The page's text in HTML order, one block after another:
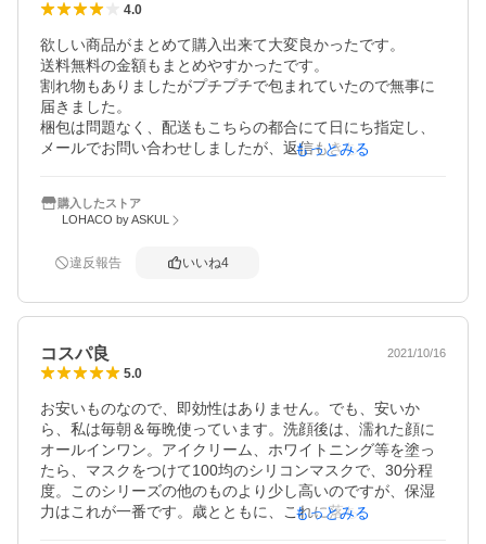
4.0
欲しい商品がまとめて購入出来て大変良かったです。
送料無料の金額もまとめやすかったです。
割れ物もありましたがプチプチで包まれていたので無事に
届きました。
梱包は問題なく、配送もこちらの都合にて日にち指定し、
メールでお問い合わせしましたが、返信もきちんと対応し
何回も買いました､満足です、また､買いたいと思います。
安心して購入出来ます。
もっとみる
購入したストア
LOHACO by ASKUL
違反報告 いいね4
コスパ良 2021/10/16
5.0
お安いものなので、即効性はありません。でも、安いか
ら、私は毎朝＆毎晩使っています。洗顔後は、濡れた顔に
オールインワン。アイクリーム、ホワイトニング等を塗っ
たら、マスクをつけて100均のシリコンマスクで、30分程
度。このシリーズの他のものより少し高いのですが、保湿
力はこれが一番です。歳とともに、これに落ち着きまし
もっとみる